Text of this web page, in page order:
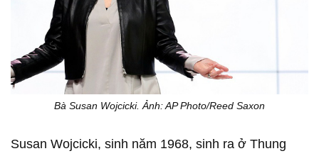
Bà Susan Wojcicki. Ảnh: AP Photo/Reed Saxon
Susan Wojcicki, sinh năm 1968, sinh ra ở Thung